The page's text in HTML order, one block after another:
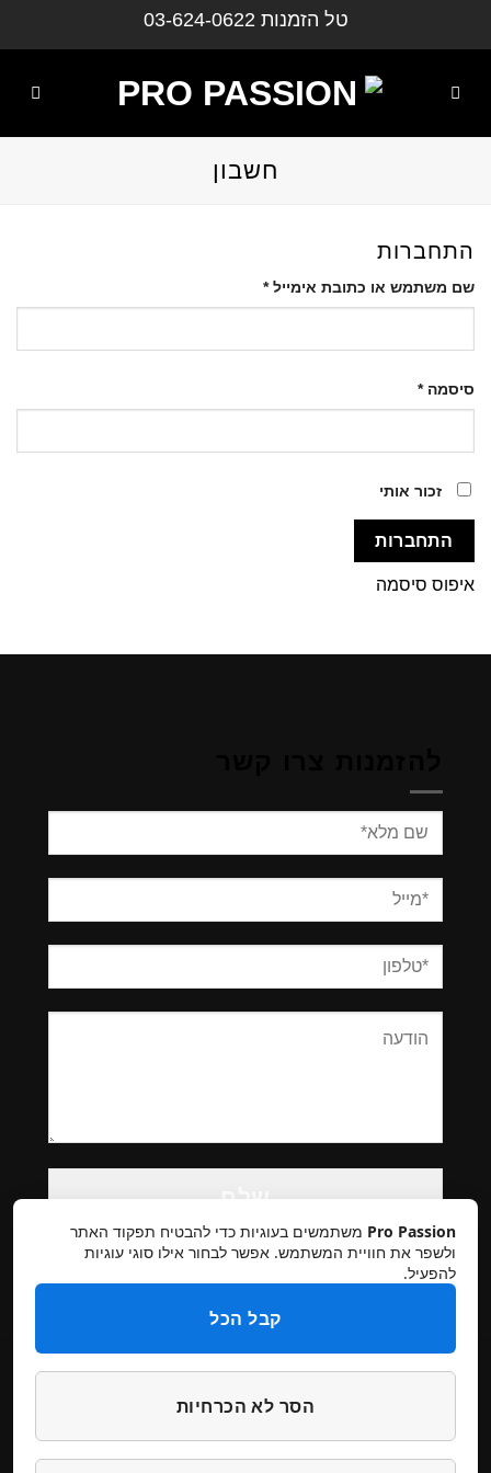
טל הזמנות 03-624-0622
חשבון
התחברות
שם משתמש או כתובת אימייל*דילוג
לתוכן
סיסמה*דילוג
לתוכן
זכור אותי
התחברות
איפוס סיסמה
Please
leave
this
field
empty.
מדיניות פרטיות ביטולים והחזרות
Pro Passion משתמשים בעוגיות כדי להבטיח תפקוד האתר
ולשפר את חוויית המשתמש. אפשר לבחור אילו סוגי עוגיות
להפעיל.
קבל הכל
הסר לא הכרחיות